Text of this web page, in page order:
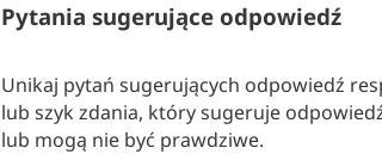
Pytania sugerujące odpowiedź
Unikaj pytań sugerujących odpowiedź
lub szyk zdania, który sugeruje
lub mogą nie być prawdziwe.